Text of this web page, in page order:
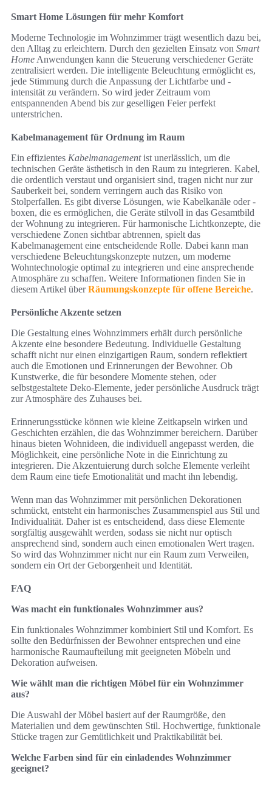
Smart Home Lösungen für mehr Komfort
Moderne Technologie im Wohnzimmer trägt wesentlich dazu bei,
den Alltag zu erleichtern. Durch den gezielten Einsatz von Smart
Home Anwendungen kann die Steuerung verschiedener Geräte
zentralisiert werden. Die intelligente Beleuchtung ermöglicht es,
jede Stimmung durch die Anpassung der Lichtfarbe und -
intensität zu verändern. So wird jeder Zeitraum vom
entspannenden Abend bis zur geselligen Feier perfekt
unterstrichen.
Kabelmanagement für Ordnung im Raum
Ein effizientes Kabelmanagementist unerlässlich, um die
technischen Geräte ästhetisch in den Raum zu integrieren. Kabel,
die ordentlich verstaut und organisiert sind, tragen nicht nur zur
Sauberkeit bei, sondern verringern auch das Risiko von
Stolperfallen. Es gibt diverse Lösungen, wie Kabelkanäle oder -
boxen, die es ermöglichen, die Geräte stilvoll in das Gesamtbild
der Wohnung zu integrieren. Für harmonische Lichtkonzepte, die
verschiedene Zonen sichtbar abtrennen, spielt das
Kabelmanagement eine entscheidende Rolle. Dabei kann man
verschiedene Beleuchtungskonzepte nutzen, um moderne
Wohntechnologie optimal zu integrieren und eine ansprechende
Atmosphäre zu schaffen. Weitere Informationen finden Sie in
diesem Artikel überRäumungskonzepte für offene Bereiche.
Persönliche Akzente setzen
Die Gestaltung eines Wohnzimmers erhält durch persönliche
Akzente eine besondere Bedeutung. Individuelle Gestaltung
schafft nicht nur einen einzigartigen Raum, sondern reflektiert
auch die Emotionen und Erinnerungen der Bewohner. Ob
Kunstwerke, die für besondere Momente stehen, oder
selbstgestaltete Deko-Elemente, jeder persönliche Ausdruck trägt
zur Atmosphäre des Zuhauses bei.
Erinnerungsstücke können wie kleine Zeitkapseln wirken und
Geschichten erzählen, die das Wohnzimmer bereichern. Darüber
hinaus bieten Wohnideen, die individuell angepasst werden, die
Möglichkeit, eine persönliche Note in die Einrichtung zu
integrieren. Die Akzentuierung durch solche Elemente verleiht
dem Raum eine tiefe Emotionalität und macht ihn lebendig.
Wenn man das Wohnzimmer mit persönlichen Dekorationen
schmückt, entsteht ein harmonisches Zusammenspiel aus Stil und
Individualität. Daher ist es entscheidend, dass diese Elemente
sorgfältig ausgewählt werden, sodass sie nicht nur optisch
ansprechend sind, sondern auch einen emotionalen Wert tragen.
So wird das Wohnzimmer nicht nur ein Raum zum Verweilen,
sondern ein Ort der Geborgenheit und Identität.
FAQ
Was macht ein funktionales Wohnzimmer aus?
Ein funktionales Wohnzimmer kombiniert Stil und Komfort. Es
sollte den Bedürfnissen der Bewohner entsprechen und eine
harmonische Raumaufteilung mit geeigneten Möbeln und
Dekoration aufweisen.
Wie wählt man die richtigen Möbel für ein Wohnzimmer
aus?
Die Auswahl der Möbel basiert auf der Raumgröße, den
Materialien und dem gewünschten Stil. Hochwertige, funktionale
Stücke tragen zur Gemütlichkeit und Praktikabilität bei.
Welche Farben sind für ein einladendes Wohnzimmer
geeignet?